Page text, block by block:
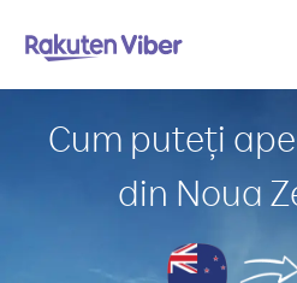
Cum puteți
din Noua